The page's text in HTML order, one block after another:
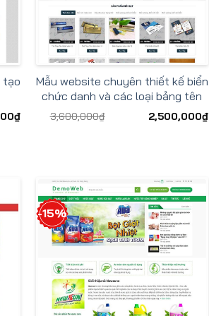
tạo
₫
Mẫu website chuyên thiết kế biển
chức danh và các loại bảng tên
3,600,000₫ 2,500,000₫
-15%